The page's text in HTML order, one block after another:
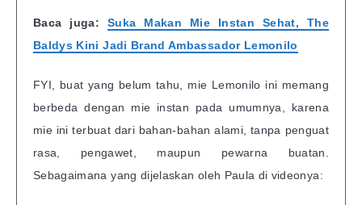
Baca juga: Suka Makan Mie Instan Sehat, The
Baldys Kini Jadi Brand Ambassador Lemonilo
FYI, buat yang belum tahu, mie Lemonilo ini memang
berbeda dengan mie instan pada umumnya, karena
mie ini terbuat dari bahan-bahan alami, tanpa penguat
rasa, pengawet, maupun pewarna buatan.
Sebagaimana yang dijelaskan oleh Paula di videonya: